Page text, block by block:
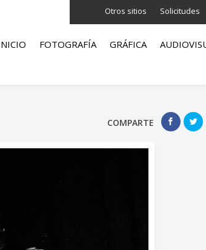
Otros sitios Solicitudes
FOTOGRAFÍA GRÁFICA
COMPARTE